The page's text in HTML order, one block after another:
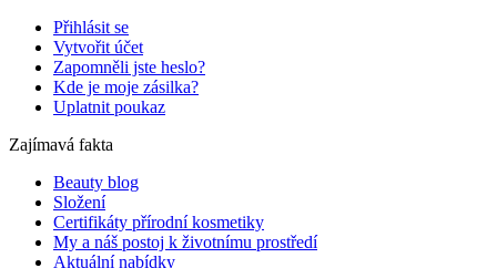
Přihlásit se
Vytvořit účet
Zapomněli jste heslo?
Kde je moje zásilka?
Uplatnit poukaz
Zajímavá fakta
Beauty blog
Složení
Certifikáty přírodní kosmetiky
My a náš postoj k životnímu prostředí
Aktuální nabídky